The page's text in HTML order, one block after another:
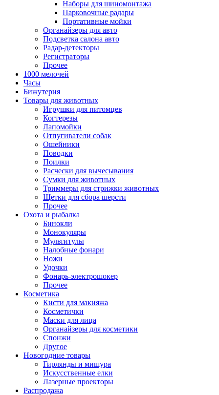
Наборы для шиномонтажа
Парковочные радары
Портативные мойки
Органайзеры для авто
Подсветка салона авто
Радар-детекторы
Регистраторы
Прочее
1000 мелочей
Часы
Бижутерия
Товары для животных
Игрушки для питомцев
Когтерезы
Лапомойки
Отпугиватели собак
Ошейники
Поводки
Поилки
Расчески для вычесывания
Сумки для животных
Триммеры для стрижки животных
Щетки для сбора шерсти
Прочее
Охота и рыбалка
Бинокли
Монокуляры
Мультитулы
Налобные фонари
Ножи
Удочки
Фонарь-электрошокер
Прочее
Косметика
Кисти для макияжа
Косметички
Маски для лица
Органайзеры для косметики
Спонжи
Другое
Новогодние товары
Гирлянды и мишура
Искусственные елки
Лазерные проекторы
Распродажа